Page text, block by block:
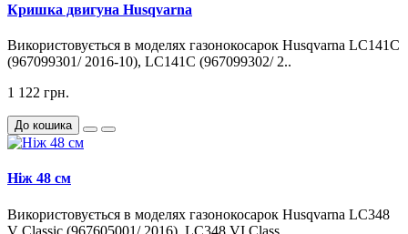
Кришка двигуна Husqvarna
Використовується в моделях газонокосарок Husqvarna LC141C
(967099301/ 2016-10), LC141C (967099302/ 2..
1 122 грн.
До кошика
Ніж 48 см
Використовується в моделях газонокосарок Husqvarna LC348
V Classic (967605001/ 2016), LC348 VI Class..